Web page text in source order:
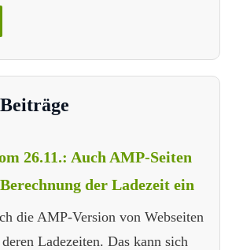
26.11.: Auch AMP-Seiten
der Ladezeit ein
die AMP-Version von Webseiten
Ladezeiten. Das kann sich